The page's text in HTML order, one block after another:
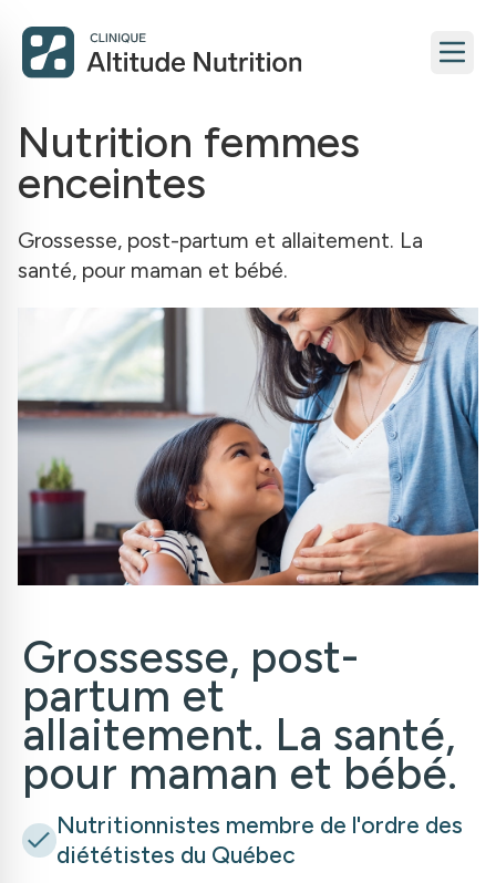
Nutrition femmes
enceintes
Grossesse, post-partum et allaitement. La
santé, pour maman et bébé.
Grossesse, post-
partum et
allaitement. La santé,
pour maman et bébé.
Nutritionnistes membre de l'ordre des
diététistes du Québec